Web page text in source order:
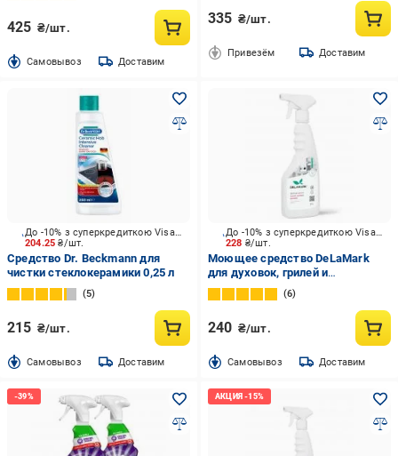
425 ₴/шт.
Cамовывоз Доставим
335 ₴/шт.
Привезём Доставим
204.25₴/шт.
До -10% з суперкредиткою Visa Вигода
Средство Dr. Beckmann для
чистки стеклокерамики 0,25 л
5
215 ₴/шт.
Cамовывоз Доставим
228 ₴/шт.
До -10% з суперкредиткою Visa Вигода
Моющее средство DeLaMark
для духовок, грилей и
коптильных камер 0,5 л
6
240 ₴/шт.
Cамовывоз Доставим